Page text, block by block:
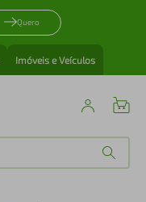
Quero
Imóveis e Veículos